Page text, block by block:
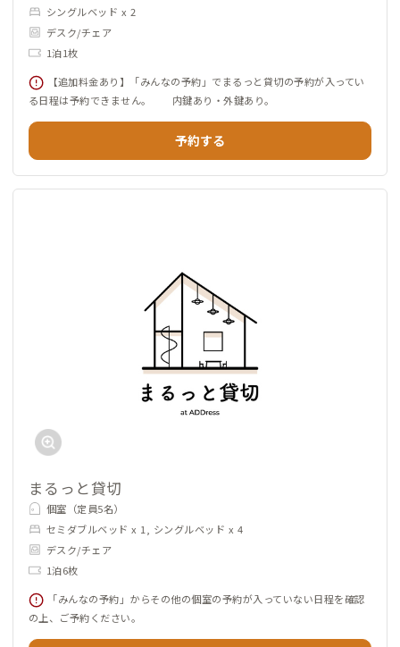
シングルベッド x 2
デスク/チェア
1泊1枚
【追加料金あり】「みんなの予約」でまるっと貸切の予約が入ってい
る日程は予約できません。 内鍵あり・外鍵あり。
予約する
まるっと貸切
個室（定員5名）
セミダブルベッド x 1, シングルベッド x 4
デスク/チェア
1泊6枚
「みんなの予約」からその他の個室の予約が入っていない日程を確認
の上、ご予約ください。